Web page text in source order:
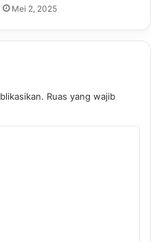
Mei 2, 2025
Ruas yang wajib